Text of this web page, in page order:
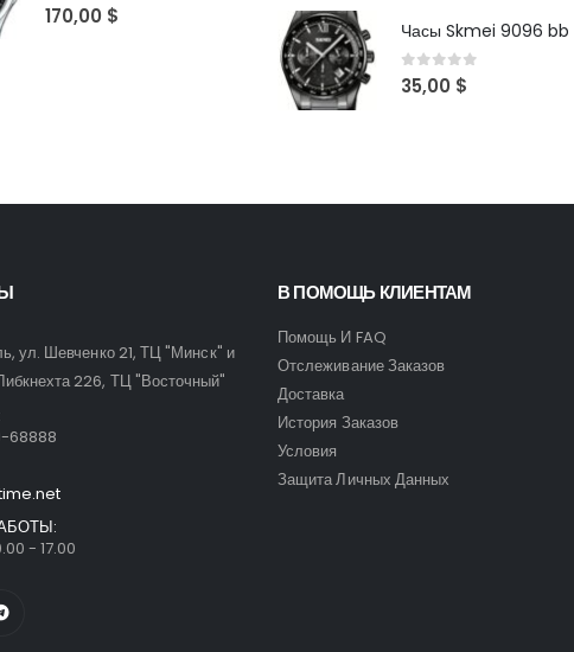
0out of 5
170,00 $
Часы Skmei 9096 bb
0out of 5
35,00 $
ул. Шевченко 21, ТЦ "Минск" и
226, ТЦ "Восточный"
68888
- 17.00
В ПОМОЩЬ КЛИЕНТАМ
Помощь И FAQ
Отслеживание Заказов
Доставка
История Заказов
Условия
Защита Личных Данных